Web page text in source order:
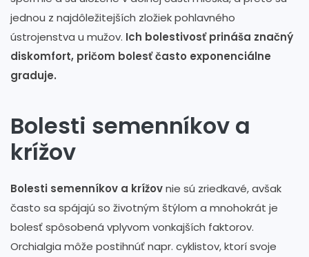
jednou z najdôležitejších zložiek pohlavného
ústrojenstva u mužov. Ich bolestivosť prináša značný
diskomfort, pričom bolesť často exponenciálne
graduje.
Bolesti semenníkov a
krížov
Bolesti semenníkov a krížovnie sú zriedkavé, avšak
často sa spájajú so životným štýlom a mnohokrát je
bolesť spôsobená vplyvom vonkajších faktorov.
Orchialgia môže postihnúť napr. cyklistov, ktorí svoje